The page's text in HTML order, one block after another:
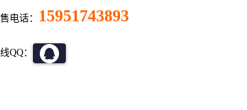
电话： 15951743893
QQ：